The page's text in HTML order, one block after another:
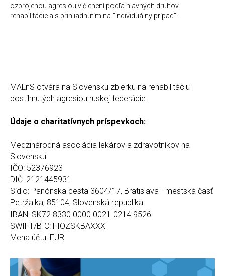
ozbrojenou agresiou v členení podľa hlavných druhov
rehabilitácie a s prihliadnutím na "individuálny prípad".
MALnS otvára na Slovensku zbierku na rehabilitáciu
postihnutých agresiou ruskej federácie.
Údaje o charitatívnych príspevkoch:
Medzinárodná asociácia lekárov a zdravotníkov na
Slovensku
IČO: 52376923
DIČ: 2121445931
Sídlo: Panónska cesta 3604/17, Bratislava - mestská časť
Petržalka, 85104, Slovenská republika
IBAN: SK72 8330 0000 0021 0214 9526
SWIFT/BIC: FIOZSKBAXXX
Mena účtu: EUR